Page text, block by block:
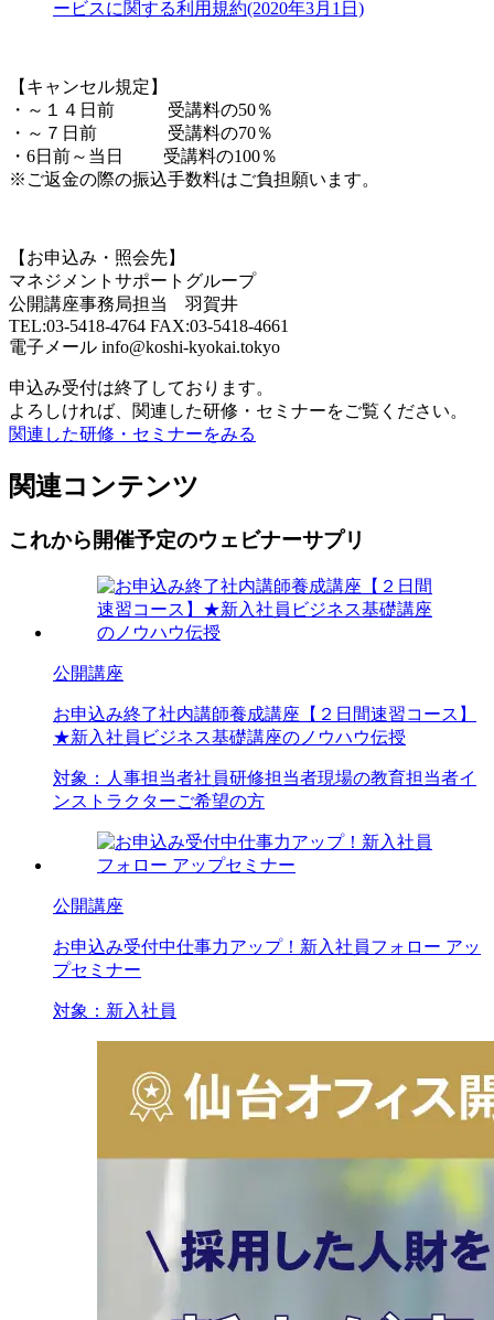
ービスに関する利用規約(2020年3月1日)
【キャンセル規定】
・～１４日前 受講料の50％
・～７日前 受講料の70％
・6日前～当日 受講料の100％
※ご返金の際の振込手数料はご負担願います。
【お申込み・照会先】
マネジメントサポートグループ
公開講座事務局担当 羽賀井
TEL:03-5418-4764 FAX:03-5418-4661
電子メール info@koshi-kyokai.tokyo
申込み受付は終了しております。
よろしければ、関連した研修・セミナーをご覧ください。
関連した研修・セミナーをみる
関連コンテンツ
これから開催予定のウェビナーサプリ
公開講座
お申込み終了社内講師養成講座【２日間速習コース】
★新入社員ビジネス基礎講座のノウハウ伝授
対象： 人事担当者社員研修担当者現場の教育担当者イ
ンストラクターご希望の方
公開講座
お申込み受付中仕事力アップ！新入社員フォロー アッ
プセミナー
対象： 新入社員